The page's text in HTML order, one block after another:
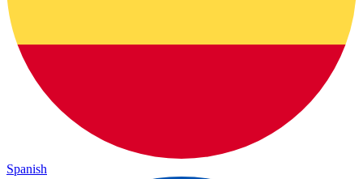
Spanish